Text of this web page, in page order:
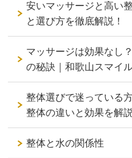
安いマッサージと高い
と選び方を徹底解説！
マッサージは効果なし
の秘訣｜和歌山スマイ
整体選びで迷っている
整体の違いと効果を解説
整体と水の関係性